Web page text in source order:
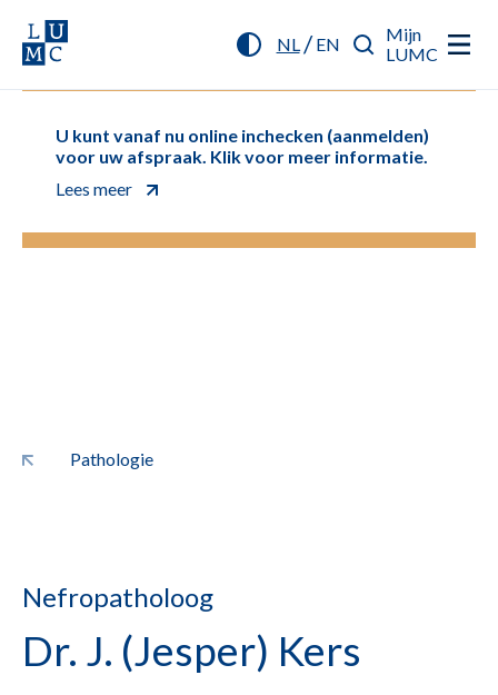
NL/ EN
Mijn
LUMC
U kunt vanaf nu online inchecken (aanmelden)
voor uw afspraak. Klik voor meer informatie.
Lees meer
Pathologie
Nefropatholoog
Dr. J. (Jesper) Kers